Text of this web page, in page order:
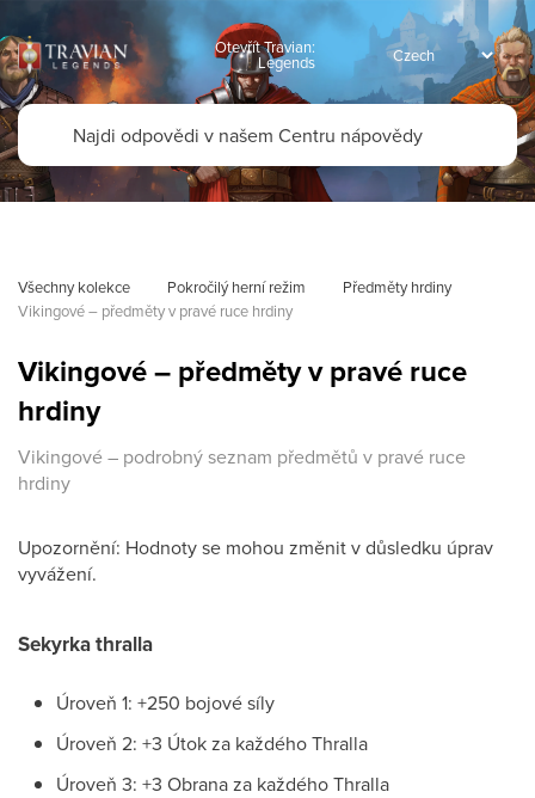
Otevřít Travian:
Legends
Všechny kolekce Pokročilý herní režim
Předměty hrdiny
Vikingové – předměty v pravé ruce hrdiny
Vikingové – předměty v pravé ruce
hrdiny
Vikingové – podrobný seznam předmětů v pravé ruce
hrdiny
Upozornění: Hodnoty se mohou změnit v důsledku úprav
vyvážení.
Sekyrka thralla
Úroveň 1: +250 bojové síly
Úroveň 2: +3 Útok za každého Thralla
Úroveň 3: +3 Obrana za každého Thralla